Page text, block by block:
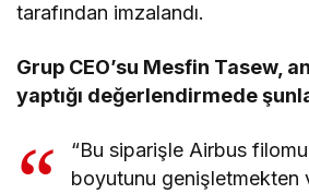
tarafından imzalandı.
Grup CEO’su Mesfin Tasew,
yaptığı değerlendirmede
“Bu siparişle Airbus
boyutunu genişletmekten